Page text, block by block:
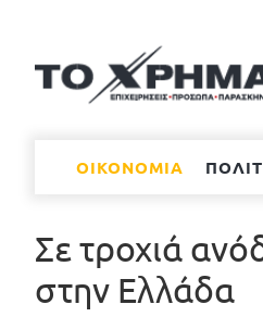
περιεχόμενο
ΟΙΚΟΝΟΜΙΑ
Σε τροχιά
στην Ελλάδα